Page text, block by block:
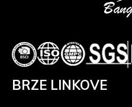
BRZE LINKOVE